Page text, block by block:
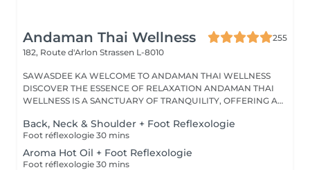
Andaman Thai Wellness
255
182, Route d'Arlon Strassen L-8010
SAWASDEE KA WELCOME TO ANDAMAN THAI WELLNESS
DISCOVER THE ESSENCE OF RELAXATION ANDAMAN THAI
WELLNESS IS A SANCTUARY OF TRANQUILITY, OFFERING A
Back, Neck & Shoulder + Foot Reflexologie
Foot réflexologie 30 mins
Aroma Hot Oil + Foot Reflexologie
Foot réflexologie 30 mins